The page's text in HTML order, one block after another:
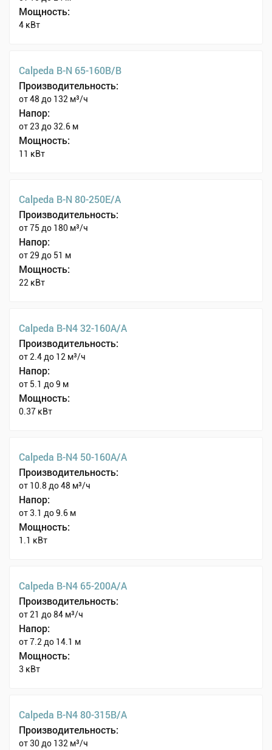
Мощность:
4 кВт
Calpeda B-N 65-160B/B
Производительность:
от 48 до 132 м³/ч
Напор:
от 23 до 32.6 м
Мощность:
11 кВт
Calpeda B-N 80-250E/A
Производительность:
от 75 до 180 м³/ч
Напор:
от 29 до 51 м
Мощность:
22 кВт
Calpeda B-N4 32-160A/A
Производительность:
от 2.4 до 12 м³/ч
Напор:
от 5.1 до 9 м
Мощность:
0.37 кВт
Calpeda B-N4 50-160A/A
Производительность:
от 10.8 до 48 м³/ч
Напор:
от 3.1 до 9.6 м
Мощность:
1.1 кВт
Calpeda B-N4 65-200A/A
Производительность:
от 21 до 84 м³/ч
Напор:
от 7.2 до 14.1 м
Мощность:
3 кВт
Calpeda B-N4 80-315B/A
Производительность:
от 30 до 132 м³/ч